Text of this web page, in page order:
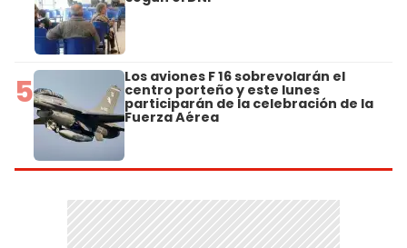
5 Los aviones F 16 sobrevolarán el
centro porteño y este lunes
participarán de la celebración de la
Fuerza Aérea